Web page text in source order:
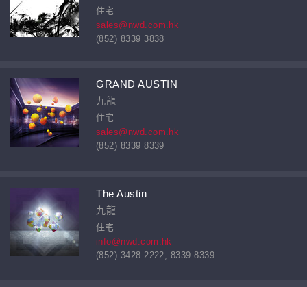
住宅
sales@nwd.com.hk
(852) 8339 3838
GRAND AUSTIN
九龍
住宅
sales@nwd.com.hk
(852) 8339 8339
The Austin
九龍
住宅
info@nwd.com.hk
(852) 3428 2222, 8339 8339